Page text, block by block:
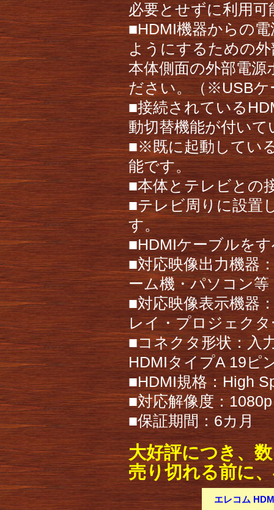
必要とせずに利用可
■HDMI機器からの
ようにするための
本体側面の外部電
ださい。（※USBケ
■接続されている
動切替機能が付いて
■※既に起動してい
能です。
■本体とテレビとの
■テレビ周りに設置
す。
■HDMIケーブルを
■対応映像出力機器
ーム機・パソコン等
■対応映像表示機器
レイ・プロジェクタ
■コネクタ形状：入
HDMIタイプA 19ピ
■HDMI規格：High
■対応解像度：
■保証期間：6カ月
大好評につき、
売り切れる前に
エレコム